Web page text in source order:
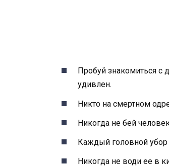
Пробуй знакомиться
удивлен.
Никто на смертном
Никогда не бей
Каждый головной убор
Никогда не води ее в